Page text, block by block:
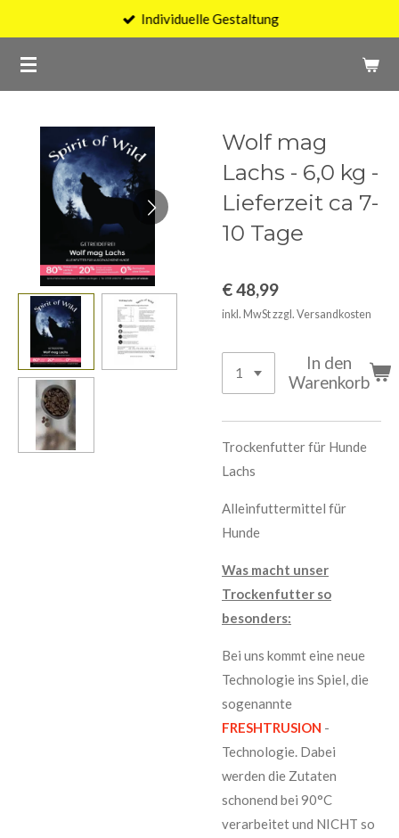
springen
Individuelle Gestaltung
Wolf mag
Lachs - 6,0 kg -
Lieferzeit ca 7-
10 Tage
€ 48,99
inkl. MwSt zzgl. Versandkosten
In den
Warenkorb
Trockenfutter für Hunde
Lachs
Alleinfuttermittel für
Hunde
Was macht unser
Trockenfutter so
besonders:
Bei uns kommt eine neue
Technologie ins Spiel, die
sogenannte
FRESHTRUSION -
Technologie. Dabei
werden die Zutaten
schonend bei 90°C
verarbeitet und NICHT so